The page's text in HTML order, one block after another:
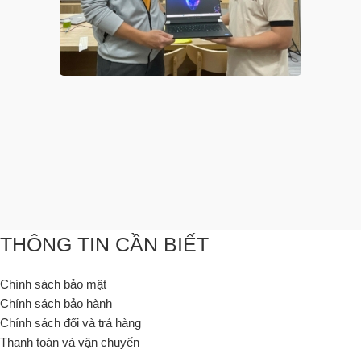
THÔNG TIN CẦN BIẾT
Chính sách bảo mật
Chính sách bảo hành
Chính sách đổi và trả hàng
Thanh toán và vận chuyển